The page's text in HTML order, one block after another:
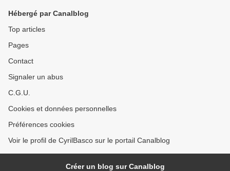
Hébergé par Canalblog
Top articles
Pages
Contact
Signaler un abus
C.G.U.
Cookies et données personnelles
Préférences cookies
Voir le profil de CyrilBasco sur le portail Canalblog
Créer un blog sur Canalblog